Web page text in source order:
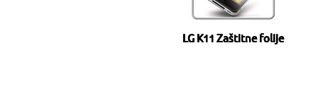
LG K11 Zaštitne folije